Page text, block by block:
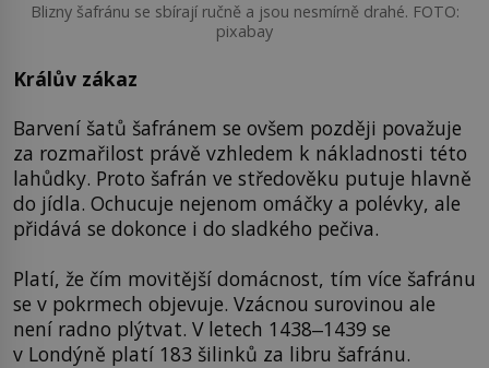
Blizny šafránu se sbírají ručně a jsou nesmírně drahé. FOTO:
pixabay
Králův zákaz
Barvení šatů šafránem se ovšem později považuje
za rozmařilost právě vzhledem k nákladnosti této
lahůdky. Proto šafrán ve středověku putuje hlavně
do jídla. Ochucuje nejenom omáčky a polévky, ale
přidává se dokonce i do sladkého pečiva.
Platí, že čím movitější domácnost, tím více šafránu
se v pokrmech objevuje. Vzácnou surovinou ale
není radno plýtvat. V letech 1438‒1439 se
v Londýně platí 183 šilinků za libru šafránu.